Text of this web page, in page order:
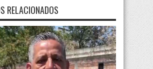
RELACIONADOS